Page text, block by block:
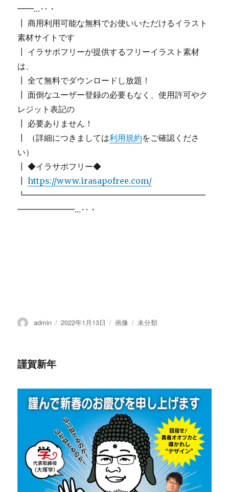
━━…‥・
┃ 商用利用可能な無料でお使いいただけるイラスト
素材サイトです
┃ イラサポフリーが提供するフリーイラスト素材
は、
┃ 全て無料でダウンロードし放題！
┃ 面倒なユーザー登録の必要もなく、使用許可やク
レジット表記の
┃ 必要ありません！
┃ （詳細につきましては利用規約をご確認くださ
い）
┃ ◆イラサポフリー◆
┃https://www.irasapofree.com/
┗━━━━━━━━━━━━━━━━━━━━━━
━━━━━━━…‥・
投
admin
投
2022年1月13日
フ
画像
カ
未分類
謹賀新年